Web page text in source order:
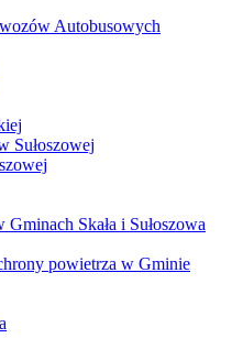
Autobusowych
Sułoszowej
Skała i Sułoszowa
powietrza w Gminie